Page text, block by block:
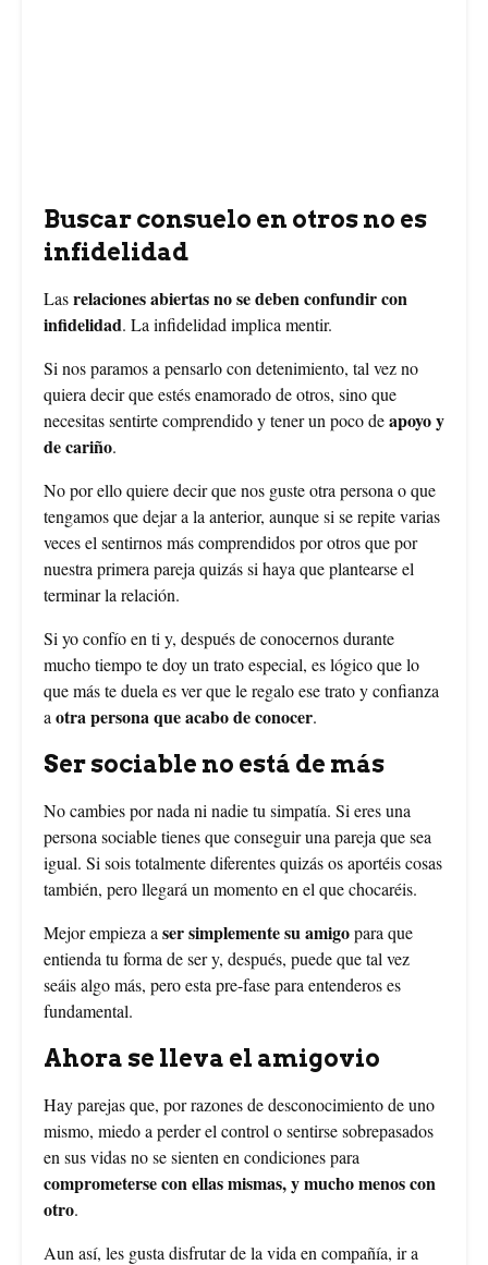
Buscar consuelo en otros no es
infidelidad
Lasrelaciones abiertas no se deben confundir con
infidelidad. La infidelidad implica mentir.
Si nos paramos a pensarlo con detenimiento, tal vez no
quiera decir que estés enamorado de otros, sino que
necesitas sentirte comprendido y tener un poco deapoyo y
de cariño.
No por ello quiere decir que nos guste otra persona o que
tengamos que dejar a la anterior, aunque si se repite varias
veces el sentirnos más comprendidos por otros que por
nuestra primera pareja quizás si haya que plantearse el
terminar la relación.
Si yo confío en ti y, después de conocernos durante
mucho tiempo te doy un trato especial, es lógico que lo
que más te duela es ver que le regalo ese trato y confianza
a otra persona que acabo de conocer.
Ser sociable no está de más
No cambies por nada ni nadie tu simpatía. Si eres una
persona sociable tienes que conseguir una pareja que sea
igual. Si sois totalmente diferentes quizás os aportéis cosas
también, pero llegará un momento en el que chocaréis.
Mejor empieza a ser simplemente su amigopara que
entienda tu forma de ser y, después, puede que tal vez
seáis algo más, pero esta pre-fase para entenderos es
fundamental.
Ahora se lleva el amigovio
Hay parejas que, por razones de desconocimiento de uno
mismo, miedo a perder el control o sentirse sobrepasados
en sus vidas no se sienten en condiciones para
comprometerse con ellas mismas, y mucho menos con
otro.
Aun así, les gusta disfrutar de la vida en compañía, ir a